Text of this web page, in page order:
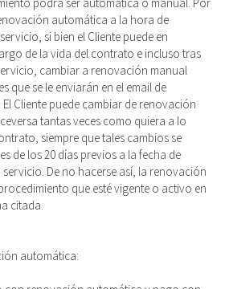
automática a la hora de
si bien el Cliente puede en
de la vida del contrato e incluso tras
cambiar a renovación manual
que se le enviarán en el email de
Cliente puede cambiar de renovación
tantas veces como quiera a lo
siempre que tales cambios se
de los 20 días previos a la fecha de
De no hacerse así, la renovación
que esté vigente o activo en
citada.
automática: